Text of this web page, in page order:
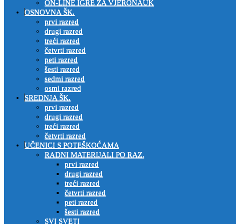
ON-LINE IGRE ZA VJERONAUK
OSNOVNA ŠK.
prvi razred
drugi razred
treći razred
četvrti razred
peti razred
šesti razred
sedmi razred
osmi razred
SREDNJA ŠK.
prvi razred
drugi razred
treći razred
četvrti razred
UČENICI S POTEŠKOĆAMA
RADNI MATERIJALI PO RAZ.
prvi razred
drugi razred
treći razred
četvrti razred
peti razred
šesti razred
SVI SVETI